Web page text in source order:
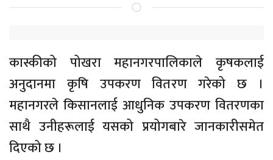
कास्कीको पोखरा महानगरपालिकाले कृषकलाई
अनुदानमा कृषि उपकरण वितरण गरेको छ ।
महानगरले किसानलाई आधुनिक उपकरण वितरणका
साथै उनीहरूलाई यसको प्रयोगबारे जानकारीसमेत
दिएको छ ।